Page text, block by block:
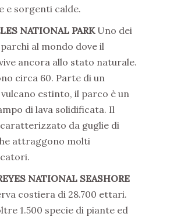
e sorgenti calde.
NATIONAL PARK Uno dei
al mondo dove il
ancora allo stato naturale.
circa 60. Parte di un
estinto, il parco è un
di lava solidificata. Il
da guglie di
attraggono molti
NATIONAL SEASHORE
costiera di 28.700 ettari.
1.500 specie di piante ed